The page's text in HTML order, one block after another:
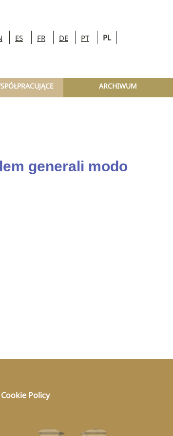
ES FR DE PT PL
ARCHIWUM
generali modo
Cookie Policy